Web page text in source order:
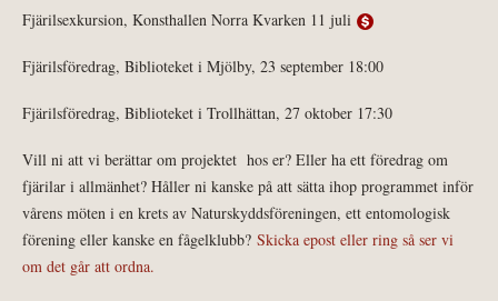
Fjärilsexkursion, Konsthallen Norra Kvarken 11 juli
Fjärilsföredrag, Biblioteket i Mjölby, 23 september 18:00
Fjärilsföredrag, Biblioteket i Trollhättan, 27 oktober 17:30
Vill ni att vi berättar om projektet hos er? Eller ha ett föredrag om
fjärilar i allmänhet? Håller ni kanske på att sätta ihop programmet inför
vårens möten i en krets av Naturskyddsföreningen, ett entomologisk
förening eller kanske en fågelklubb? Skicka epost eller ring så ser vi
om det går att ordna.